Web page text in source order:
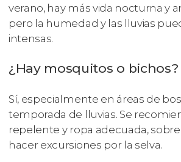
verano, hay más vida nocturna y
pero la humedad y las lluvias
intensas.
¿Hay mosquitos o bichos?
Sí, especialmente en áreas de
temporada de lluvias. Se
repelente y ropa adecuada,
hacer excursiones por la selva.